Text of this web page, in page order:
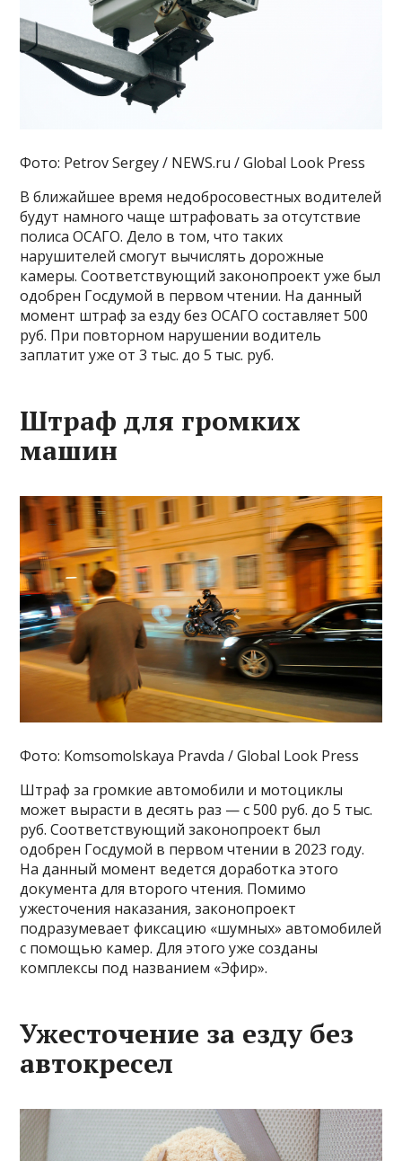
Фото: Petrov Sergey / NEWS.ru / Global Look Press
В ближайшее время недобросовестных водителей
будут намного чаще штрафовать за отсутствие
полиса ОСАГО. Дело в том, что таких
нарушителей смогут вычислять дорожные
камеры. Соответствующий законопроект уже был
одобрен Госдумой в первом чтении. На данный
момент штраф за езду без ОСАГО составляет 500
руб. При повторном нарушении водитель
заплатит уже от 3 тыс. до 5 тыс. руб.
Штраф для громких
машин
Фото: Komsomolskaya Pravda / Global Look Press
Штраф за громкие автомобили и мотоциклы
может вырасти в десять раз — с 500 руб. до 5 тыс.
руб. Соответствующий законопроект был
одобрен Госдумой в первом чтении в 2023 году.
На данный момент ведется доработка этого
документа для второго чтения. Помимо
ужесточения наказания, законопроект
подразумевает фиксацию «шумных» автомобилей
с помощью камер. Для этого уже созданы
комплексы под названием «Эфир».
Ужесточение за езду без
автокресел